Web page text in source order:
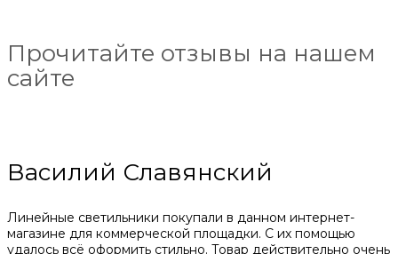
Прочитайте отзывы на нашем
сайте
Василий Славянский
Линейные светильники покупали в данном интернет-
магазине для коммерческой площадки. С их помощью
удалось всё оформить стильно. Товар действительно очень